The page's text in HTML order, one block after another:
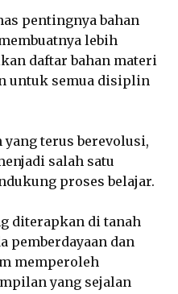
pentingnya bahan
lebih
daftar bahan materi
untuk semua disiplin
terus berevolusi,
salah satu
proses belajar.
diterapkan di tanah
pemberdayaan dan
memperoleh
yang sejalan